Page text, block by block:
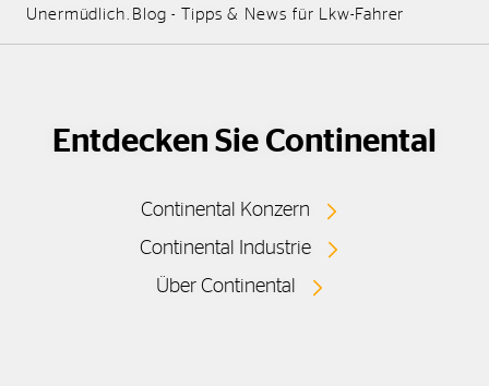
Unermüdlich.Blog - Tipps & News für Lkw-Fahrer
Entdecken Sie Continental
Continental Konzern
Continental Industrie
Über Continental